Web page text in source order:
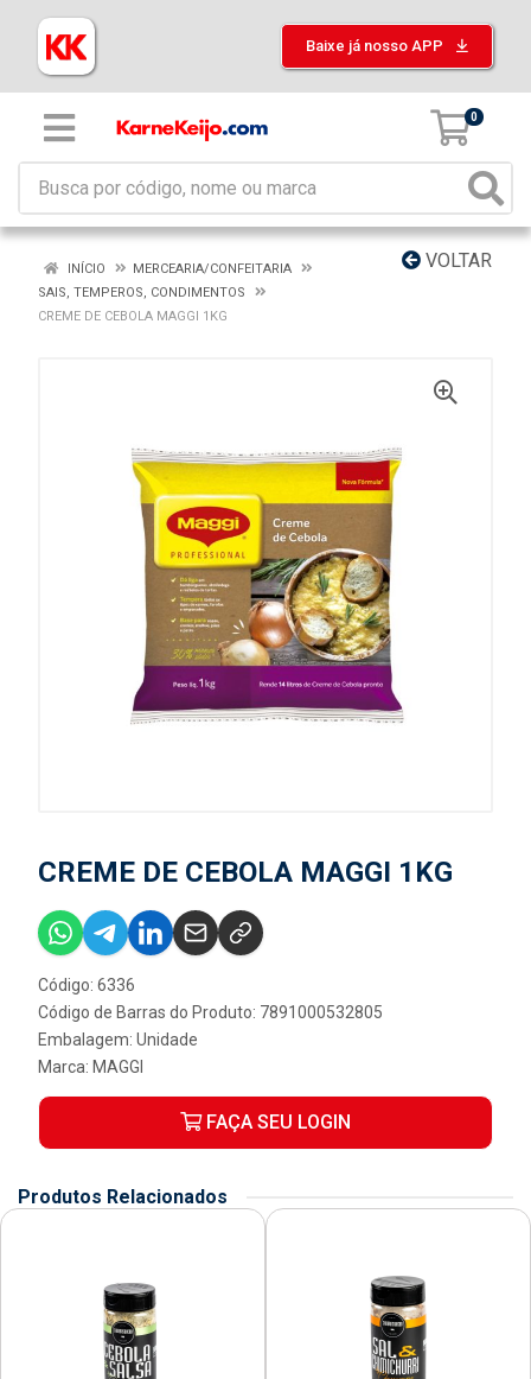
Baixe já nosso APP
0
VOLTAR
INÍCIO
MERCEARIA/CONFEITARIA
SAIS, TEMPEROS, CONDIMENTOS
CREME DE CEBOLA MAGGI 1KG
CREME DE CEBOLA MAGGI 1KG
Código: 6336
Código de Barras do Produto: 7891000532805
Embalagem: Unidade
Marca: MAGGI
FAÇA SEU LOGIN
Produtos Relacionados